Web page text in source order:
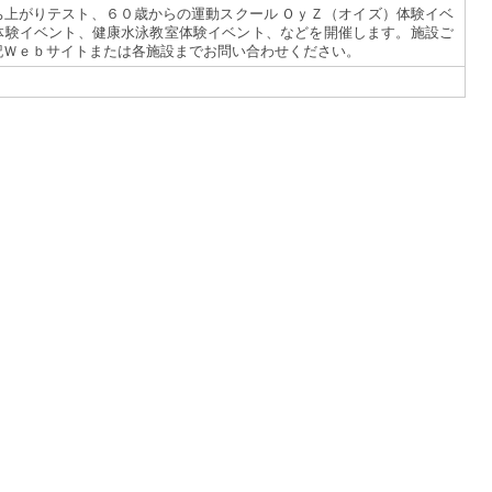
がりテスト、６０歳からの運動スクール ＯｙＺ（オイズ）体験イベ
イベント、健康水泳教室体験イベント、などを開催します。施設ご
ｅｂサイトまたは各施設までお問い合わせください。